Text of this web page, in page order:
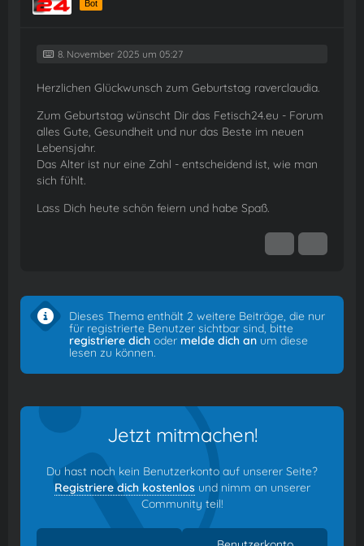
Bot
8. November 2025 um 05:27
Herzlichen Glückwunsch zum Geburtstag raverclaudia.
Zum Geburtstag wünscht Dir das Fetisch24.eu - Forum
alles Gute, Gesundheit und nur das Beste im neuen
Lebensjahr.
Das Alter ist nur eine Zahl - entscheidend ist, wie man
sich fühlt.
Lass Dich heute schön feiern und habe Spaß.
Dieses Thema enthält 2 weitere Beiträge, die nur
für registrierte Benutzer sichtbar sind, bitte
registriere dich oder melde dich an um diese
lesen zu können.
Jetzt mitmachen!
Du hast noch kein Benutzerkonto auf unserer Seite?
Registriere dich kostenlos und nimm an unserer
Community teil!